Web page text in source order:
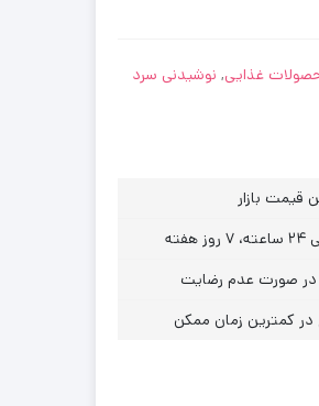
غذایی, نوشیدنی سرد
قیمت بازار
صورت عدم رضایت
کمترین زمان ممکن